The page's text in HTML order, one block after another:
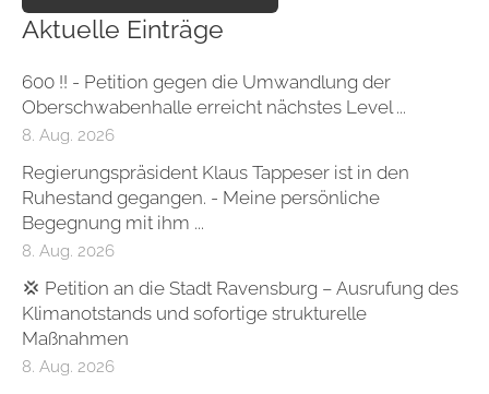
Aktuelle Einträge
600 !! - Petition gegen die Umwandlung der
Oberschwabenhalle erreicht nächstes Level ...
8. Aug. 2026
Regierungspräsident Klaus Tappeser ist in den
Ruhestand gegangen. - Meine persönliche
Begegnung mit ihm ...
8. Aug. 2026
💢 Petition an die Stadt Ravensburg – Ausrufung des
Klimanotstands und sofortige strukturelle
Maßnahmen
8. Aug. 2026